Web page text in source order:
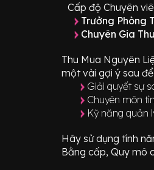
Cấp độ Chuyên
Trưởng Phòng
Chuyên Gia
Thu Mua Nguyên
một vài gợi ý sau
Giải quyết sự
Chuyên môn
Kỹ năng quản
Hãy sử dụng tính
Bằng cấp, Quy mô